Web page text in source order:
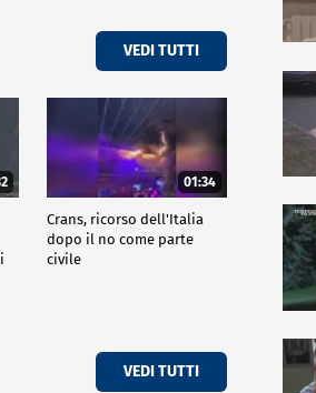
VEDI TUTTI
01:34
Crans, ricorso dell'Italia
dopo il no come parte
civile
VEDI TUTTI